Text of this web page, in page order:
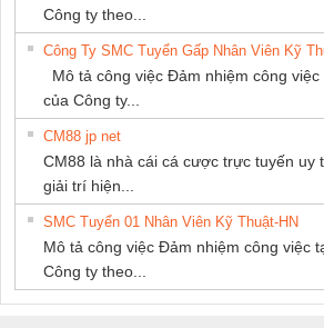
Công ty theo...
Công Ty SMC Tuyển Gấp Nhân Viên Kỹ
Mô tả công việc Đảm nhiệm công
của Công ty...
CM88 jp net
CM88 là nhà cái cá cược trực tuyến uy
giải trí hiện...
SMC Tuyển 01 Nhân Viên Kỹ Thuật-HN
Mô tả công việc Đảm nhiệm công việc
Công ty theo...